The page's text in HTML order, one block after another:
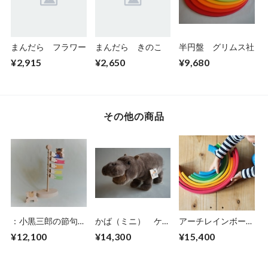
まんだら フラワー
¥2,915
まんだら きのこ
¥2,650
半円盤 グリムス社
¥9,680
その他の商品
：小黒三郎の節句人
¥12,100
かば（ミニ） ケー
¥14,300
アーチレインボー
¥15,400